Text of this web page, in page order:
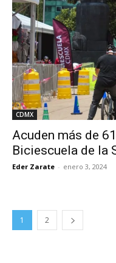
CDMX
Acuden más de
Biciescuela de la
Eder Zarate - enero 3, 2024
1 2